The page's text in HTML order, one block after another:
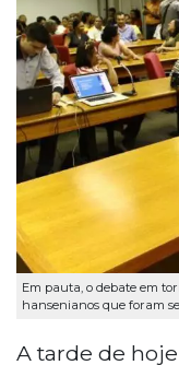
Em pauta, o debate em
hansenianos que foram
A tarde de